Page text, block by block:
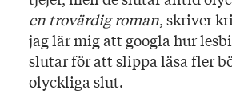
en trovärdig roman, skriver
jag lär mig att googla hur
slutar för att slippa läsa fler
olyckliga slut.